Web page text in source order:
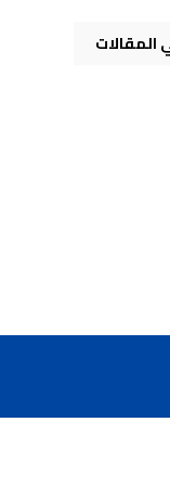
المقالات